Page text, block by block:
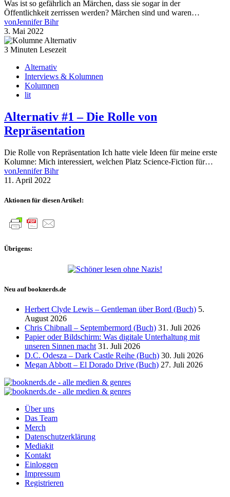
Was ist so gefährlich an Märchen, dass sie sogar in der
Öffentlichkeit zerrissen werden? Märchen sind und waren…
vonJennifer Bihr
3. Mai 2022
3 Minuten Lesezeit
Alternativ
Interviews & Kolumnen
Kolumnen
lit
Alternativ #1 – Die Rolle von
Repräsentation
Die Rolle von Repräsentation Ich hatte viele Ideen für meine erste
Kolumne: Mich interessiert, welchen Platz Science-Fiction für…
vonJennifer Bihr
11. April 2022
Aktionen für diesen Artikel:
Übrigens:
Neu auf booknerds.de
Herbert Clyde Lewis – Gentleman über Bord (Buch) 5.
August 2026
Chris Chibnall – Septembermord (Buch) 31. Juli 2026
Papier oder Bildschirm: Was digitale Unterhaltung mit
unseren Sinnen macht 31. Juli 2026
D.C. Odesza – Dark Castle Reihe (Buch) 30. Juli 2026
Megan Abbott – El Dorado Drive (Buch) 27. Juli 2026
Über uns
Das Team
Merch
Datenschutzerklärung
Mediakit
Kontakt
Einloggen
Impressum
Registrieren